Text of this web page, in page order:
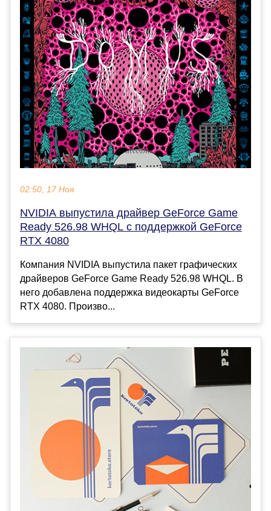
02:50, 17 Ноя
NVIDIA выпустила драйвер GeForce Game
Ready 526.98 WHQL с поддержкой GeForce
RTX 4080
Компания NVIDIA выпустила пакет графических
драйверов GeForce Game Ready 526.98 WHQL. В
него добавлена поддержка видеокарты GeForce
RTX 4080. Произво...